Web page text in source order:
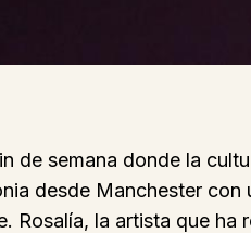
de semana donde la
desde Manchester con
Rosalía, la artista que